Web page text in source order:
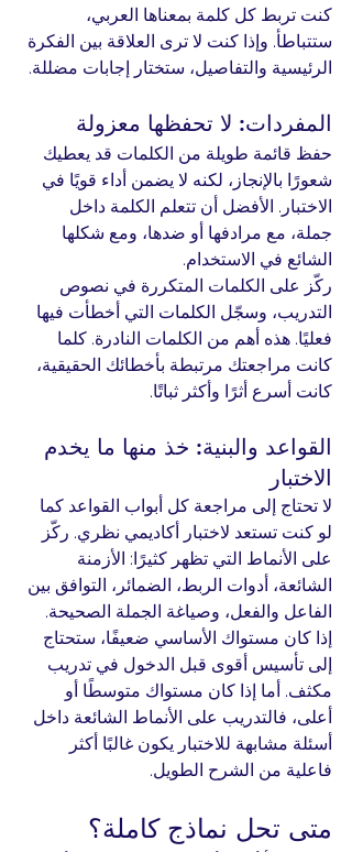
كنت تربط كل كلمة بمعناها العربي،
ستتباطأ. وإذا كنت لا ترى العلاقة بين الفكرة
الرئيسية والتفاصيل، ستختار إجابات مضللة.
المفردات: لا تحفظها معزولة
حفظ قائمة طويلة من الكلمات قد يعطيك
شعورًا بالإنجاز، لكنه لا يضمن أداء قويًا في
الاختبار. الأفضل أن تتعلم الكلمة داخل
جملة، مع مرادفها أو ضدها، ومع شكلها
الشائع في الاستخدام.
ركّز على الكلمات المتكررة في نصوص
التدريب، وسجّل الكلمات التي أخطأت فيها
فعليًا. هذه أهم من الكلمات النادرة. كلما
كانت مراجعتك مرتبطة بأخطائك الحقيقية،
كانت أسرع أثرًا وأكثر ثباتًا.
القواعد والبنية: خذ منها ما يخدم
الاختبار
لا تحتاج إلى مراجعة كل أبواب القواعد كما
لو كنت تستعد لاختبار أكاديمي نظري. ركّز
على الأنماط التي تظهر كثيرًا: الأزمنة
الشائعة، أدوات الربط، الضمائر، التوافق بين
الفاعل والفعل، وصياغة الجملة الصحيحة.
إذا كان مستواك الأساسي ضعيفًا، ستحتاج
إلى تأسيس أقوى قبل الدخول في تدريب
مكثف. أما إذا كان مستواك متوسطًا أو
أعلى، فالتدريب على الأنماط الشائعة داخل
أسئلة مشابهة للاختبار يكون غالبًا أكثر
فاعلية من الشرح الطويل.
متى تحل نماذج كاملة؟